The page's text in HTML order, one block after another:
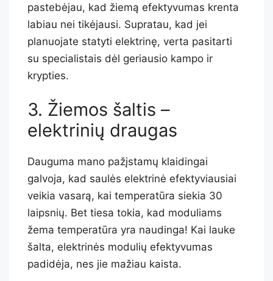
pastebėjau, kad žiemą efektyvumas krenta
labiau nei tikėjausi. Supratau, kad jei
planuojate statyti elektrinę, verta pasitarti
su specialistais dėl geriausio kampo ir
krypties.
3. Žiemos šaltis –
elektrinių draugas
Dauguma mano pažįstamų klaidingai
galvoja, kad saulės elektrinė efektyviausiai
veikia vasarą, kai temperatūra siekia 30
laipsnių. Bet tiesa tokia, kad moduliams
žema temperatūra yra naudinga! Kai lauke
šalta, elektrinės modulių efektyvumas
padidėja, nes jie mažiau kaista.